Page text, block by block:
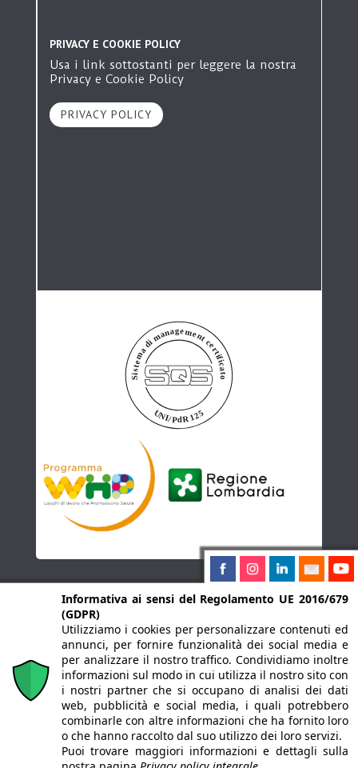
Monza
PRIVACY E COOKIE POLICY
Usa i link sottostanti per leggere la nostra
Privacy e Cookie Policy
PRIVACY POLICY
Il materiale contenuto in questo sito è proprietà
de LA MERIDIANA società cooperativa sociale, che
ne detiene tutti i diritti.
Via Cesare Battisti 86, 20900 Monza –
lameridiana.monza@pec.it
P.IVA IT02322460961 – C.F. 08400690155 – REA
MB1226232 – Registro delle Imprese di Monza e
Brianza
Informativa ai sensi del Regolamento UE 2016/679
(GDPR)
Utilizziamo i cookies per personalizzare contenuti ed
annunci, per fornire funzionalità dei social media e
per analizzare il nostro traffico. Condividiamo inoltre
informazioni sul modo in cui utilizza il nostro sito con
i nostri partner che si occupano di analisi dei dati
web, pubblicità e social media, i quali potrebbero
combinarle con altre informazioni che ha fornito loro
o che hanno raccolto dal suo utilizzo dei loro servizi.
Puoi trovare maggiori informazioni e dettagli sulla